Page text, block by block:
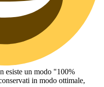
esiste un modo "100%
in modo ottimale,